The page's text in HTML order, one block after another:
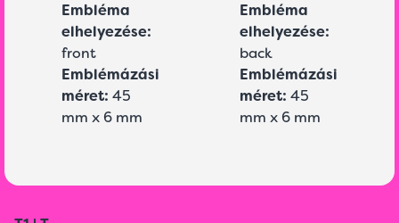
Embléma
elhelyezése:
front
Emblémázási
méret: 45
mm x 6 mm
Embléma
elhelyezése:
back
Emblémázási
méret: 45
mm x 6 mm